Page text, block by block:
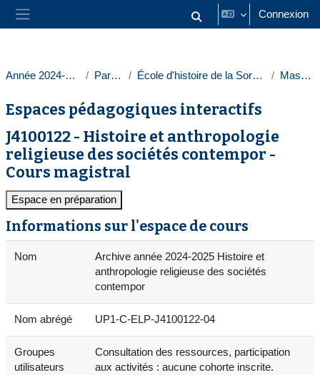
Passer au contenu principal
Panneau latéral Activer/désactiver la saisie
Connexion
Année 2024-2025 Paris 1 École d'histoire de la Sorbonne Masters
Espaces pédagogiques interactifs
J4100122 - Histoire et anthropologie
religieuse des sociétés contempor -
Cours magistral
Espace en préparation
Informations sur l'espace de cours
Nom
Archive année 2024-2025 Histoire et
anthropologie religieuse des sociétés
contempor
Nom abrégé UP1-C-ELP-J4100122-04
Groupes
utilisateurs
Consultation des ressources, participation
aux activités : aucune cohorte inscrite.